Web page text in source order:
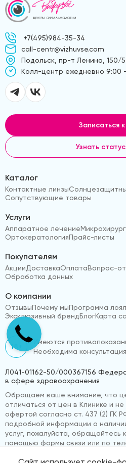
+7(495)984-35-34
call-centr@vizhuvse.com
Подольск, пр-т Ленина, 150/
Kолл-центр ежедневно 9:00
Записаться
Узнать
Каталог
Контактные линзы
Сопутствующие товары
Услуги
Аппаратное лечение
ОртокератологияПрайс-листы
Покупателям
АкцииДоставкаОплатаВопрос-
Обработка данных
О компании
ОтзывыПочему мыПрограмма
Эксклюзивный брендБлогКарта
18+
Имеются
Необходима
Л041-01162-50/000367156
в сфере здравоохранения
Обращаем ваше внимание, что
отличаться от цен в Клинике и
офертой согласно ст. 437 (2) ГК
подробной информации о
услуг, пожалуйста, обращайтесь
помощью формы связи или по